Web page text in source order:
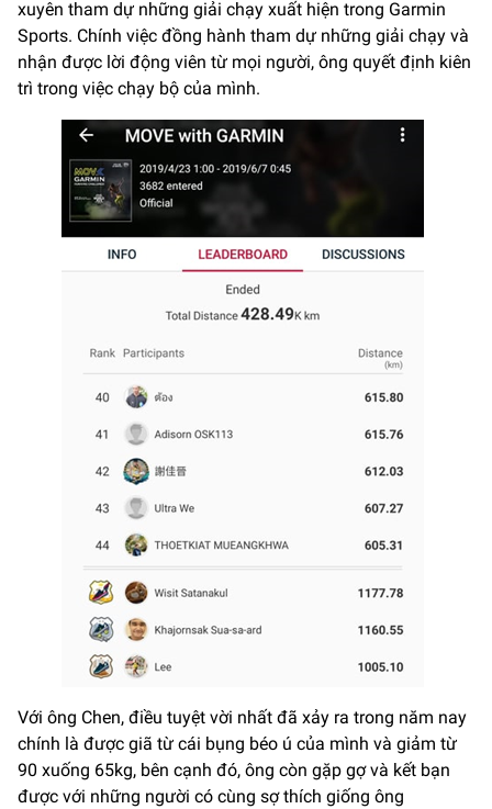
xuyên tham dự những giải chạy xuất hiện trong Garmin
Sports. Chính việc đồng hành tham dự những giải chạy và
nhận được lời động viên từ mọi người, ông quyết định kiên
trì trong việc chạy bộ của mình.
Với ông Chen, điều tuyệt vời nhất đã xảy ra trong năm nay
chính là được giã từ cái bụng béo ú của mình và giảm từ
90 xuống 65kg, bên cạnh đó, ông còn gặp gợ và kết bạn
được với những người có cùng sợ thích giống ông